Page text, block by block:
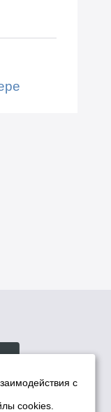
с
cookies.